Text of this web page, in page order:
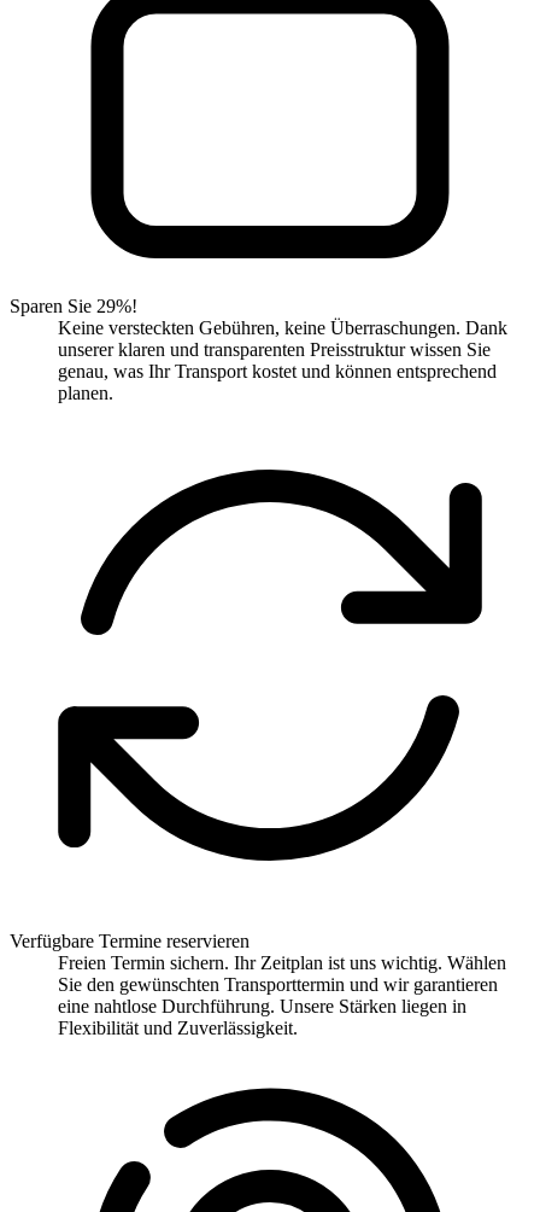
Sparen Sie 29%!
Keine versteckten Gebühren, keine Überraschungen. Dank
unserer klaren und transparenten Preisstruktur wissen Sie
genau, was Ihr Transport kostet und können entsprechend
planen.
Verfügbare Termine reservieren
Freien Termin sichern. Ihr Zeitplan ist uns wichtig. Wählen
Sie den gewünschten Transporttermin und wir garantieren
eine nahtlose Durchführung. Unsere Stärken liegen in
Flexibilität und Zuverlässigkeit.